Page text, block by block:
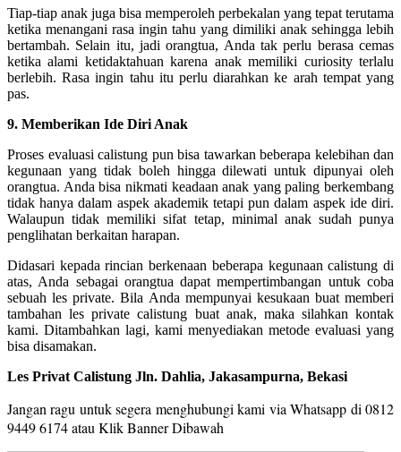
Tiap-tiap anak juga bisa memperoleh perbekalan yang tepat terutama
ketika menangani rasa ingin tahu yang dimiliki anak sehingga lebih
bertambah. Selain itu, jadi orangtua, Anda tak perlu berasa cemas
ketika alami ketidaktahuan karena anak memiliki curiosity terlalu
berlebih. Rasa ingin tahu itu perlu diarahkan ke arah tempat yang
pas.
9. Memberikan Ide Diri Anak
Proses evaluasi calistung pun bisa tawarkan beberapa kelebihan dan
kegunaan yang tidak boleh hingga dilewati untuk dipunyai oleh
orangtua. Anda bisa nikmati keadaan anak yang paling berkembang
tidak hanya dalam aspek akademik tetapi pun dalam aspek ide diri.
Walaupun tidak memiliki sifat tetap, minimal anak sudah punya
penglihatan berkaitan harapan.
Didasari kepada rincian berkenaan beberapa kegunaan calistung di
atas, Anda sebagai orangtua dapat mempertimbangan untuk coba
sebuah les private. Bila Anda mempunyai kesukaan buat memberi
tambahan les private calistung buat anak, maka silahkan kontak
kami. Ditambahkan lagi, kami menyediakan metode evaluasi yang
bisa disamakan.
Les Privat Calistung Jln. Dahlia, Jakasampurna, Bekasi
Jangan ragu untuk segera menghubungi kami via Whatsapp di 0812
9449 6174 atau Klik Banner Dibawah